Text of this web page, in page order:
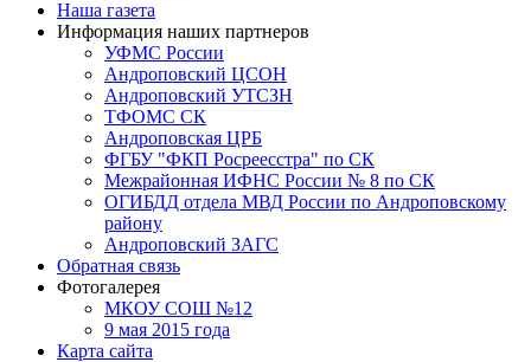
Наша газета
Информация наших партнеров
УФМС России
Андроповский ЦСОН
Андроповский УТСЗН
ТФОМС СК
Андроповская ЦРБ
ФГБУ "ФКП Росреесстра" по СК
Межрайонная ИФНС России № 8 по СК
ОГИБДД отдела МВД России по Андроповскому
району
Андроповский ЗАГС
Обратная связь
Фотогалерея
МКОУ СОШ №12
9 мая 2015 года
Карта сайта